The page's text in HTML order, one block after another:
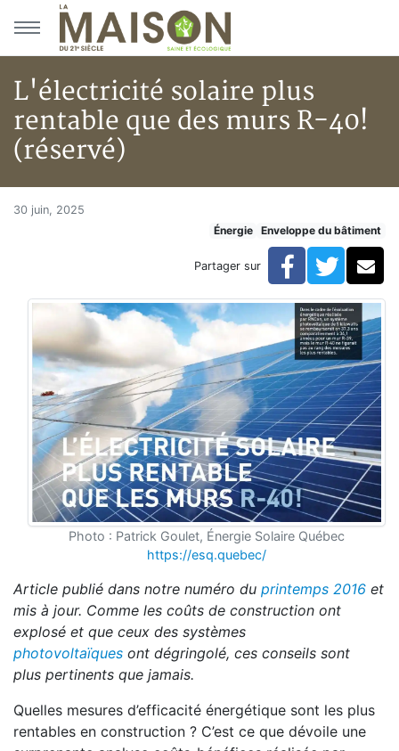
Aller au menu principal
Aller au contenu principal
L'électricité solaire plus
rentable que des murs R-40!
(réservé)
Accueil
L'électricité solaire plus rentable que des murs R-40!
L'électricité solaire plus
30 juin, 2025
Énergie
Enveloppe du bâtiment
Partager sur Facebook
Photo : Patrick Goulet, Énergie Solaire Québec
https://esq.quebec/
Article publié dans notre numéro du printemps 2016 et
mis à jour. Comme les coûts de construction ont
explosé et que ceux des systèmes
photovoltaïques ont dégringolé, ces conseils sont
plus pertinents que jamais.
Quelles mesures d’efficacité énergétique sont les plus
rentables en construction ? C’est ce que dévoile une